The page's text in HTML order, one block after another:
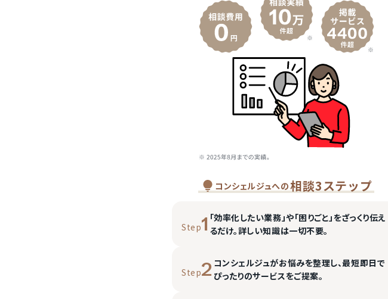
コンシェルジュへの相談3ステップ
Step1 「効率化したい業務」や「困りごと」をざっくり伝え
るだけ。詳しい知識は一切不要。
Step2 コンシェルジュがお悩みを整理し、最短即日で
ぴったりのサービスをご提案。